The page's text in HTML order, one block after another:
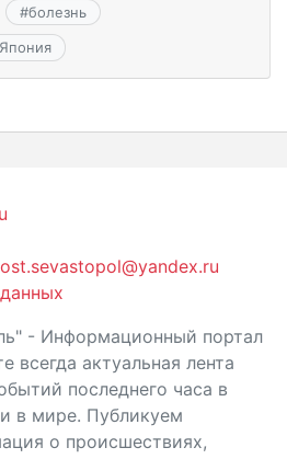
#болезнь
- Информационный портал
всегда актуальная лента
последнего часа в
в мире. Публикуем
о происшествиях,